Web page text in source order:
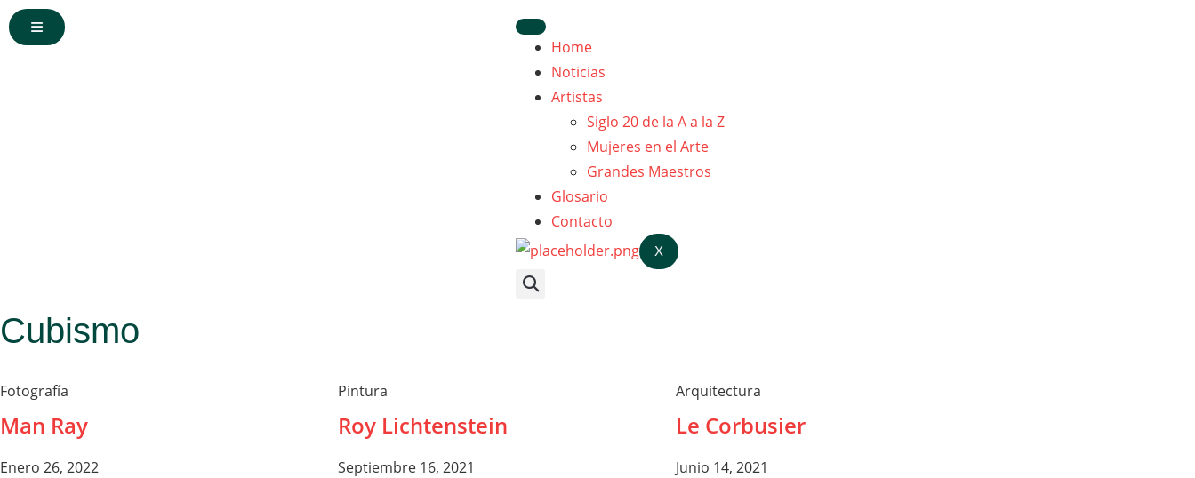
Home
Noticias
Artistas
Siglo 20 de la A a la Z
Mujeres en el Arte
Grandes Maestros
Glosario
Contacto
X
Cubismo
Fotografía
Man Ray
Enero 26, 2022
Pintura
Roy Lichtenstein
Septiembre 16, 2021
Arquitectura
Le Corbusier
Junio 14, 2021